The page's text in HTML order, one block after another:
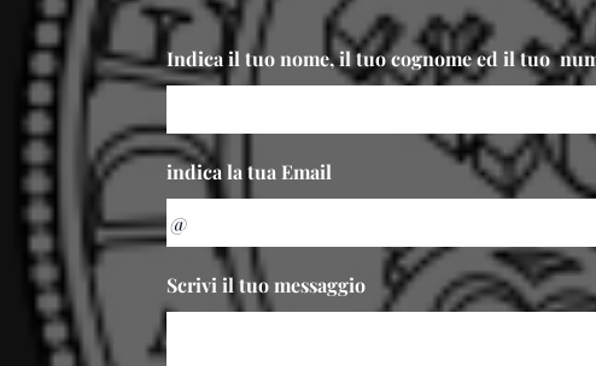
Indica il tuo nome, il tuo cognome ed il tuo
indica la tua Email
Scrivi il tuo messaggio